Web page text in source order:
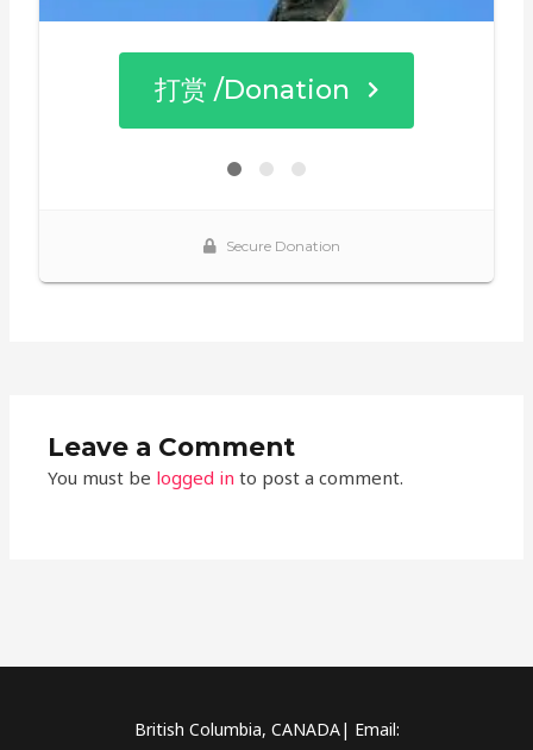
Leave a Comment
You must be logged in to post a comment.
British Columbia, CANADA| Email: